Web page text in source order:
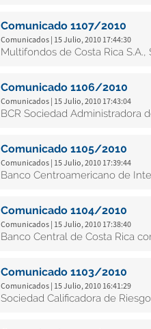
Comunicado 1107/2010
Comunicados | 15 Julio, 2010 17:44:30
Multifondos de Costa Rica
Comunicado 1106/2010
Comunicados | 15 Julio, 2010 17:43:04
BCR Sociedad Administradora
Comunicado 1105/2010
Comunicados | 15 Julio, 2010 17:39:44
Banco Centroamericano de
Comunicado 1104/2010
Comunicados | 15 Julio, 2010 17:38:40
Banco Central de Costa Rica
Comunicado 1103/2010
Comunicados | 15 Julio, 2010 16:41:29
Sociedad Calificadora de